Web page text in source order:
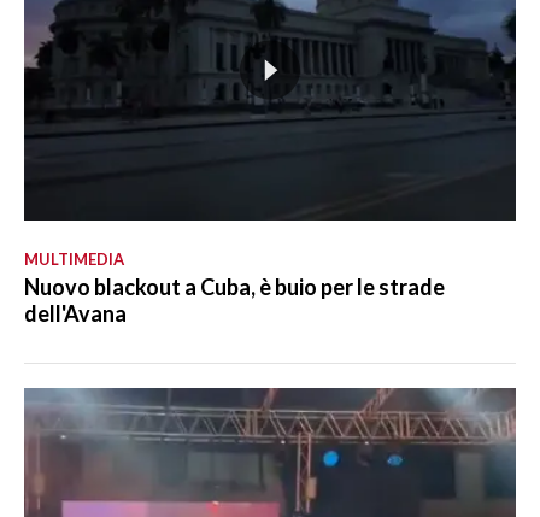
MULTIMEDIA
Nuovo blackout a Cuba, è buio per le strade
dell'Avana